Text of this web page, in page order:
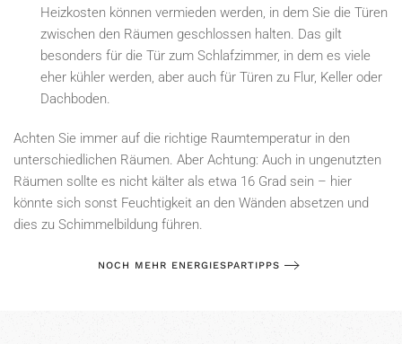
Heizkosten können vermieden werden, in dem Sie die Türen
zwischen den Räumen geschlossen halten. Das gilt
besonders für die Tür zum Schlafzimmer, in dem es viele
eher kühler werden, aber auch für Türen zu Flur, Keller oder
Dachboden.
Achten Sie immer auf die richtige Raumtemperatur in den
unterschiedlichen Räumen. Aber Achtung: Auch in ungenutzten
Räumen sollte es nicht kälter als etwa 16 Grad sein – hier
könnte sich sonst Feuchtigkeit an den Wänden absetzen und
dies zu Schimmelbildung führen.
NOCH MEHR ENERGIESPARTIPPS